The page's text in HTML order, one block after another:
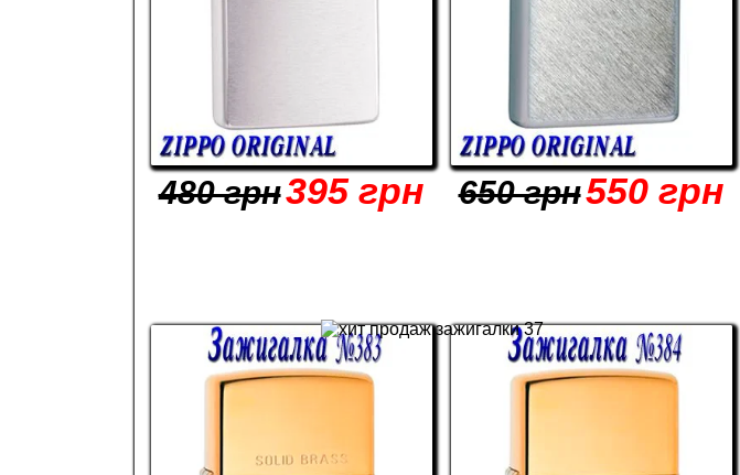
480 грн395 грн 650 грн550 грн